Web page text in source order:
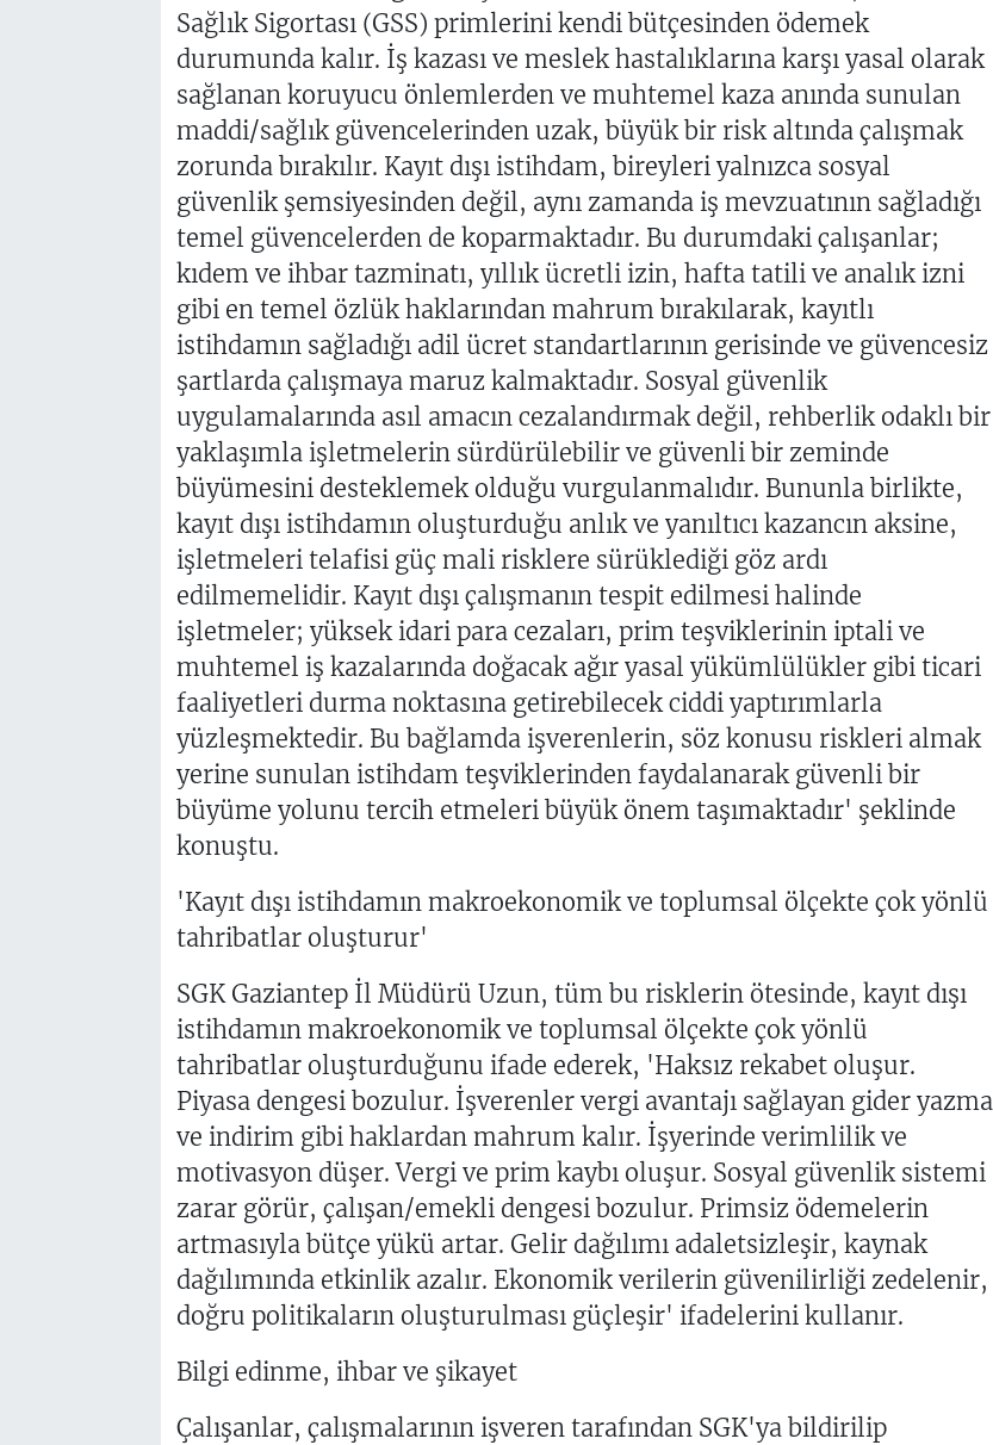
Sağlık Sigortası (GSS) primlerini kendi bütçesinden ödemek
durumunda kalır. İş kazası ve meslek hastalıklarına karşı yasal olarak
sağlanan koruyucu önlemlerden ve muhtemel kaza anında sunulan
maddi/sağlık güvencelerinden uzak, büyük bir risk altında çalışmak
zorunda bırakılır. Kayıt dışı istihdam, bireyleri yalnızca sosyal
güvenlik şemsiyesinden değil, aynı zamanda iş mevzuatının sağladığı
temel güvencelerden de koparmaktadır. Bu durumdaki çalışanlar;
kıdem ve ihbar tazminatı, yıllık ücretli izin, hafta tatili ve analık izni
gibi en temel özlük haklarından mahrum bırakılarak, kayıtlı
istihdamın sağladığı adil ücret standartlarının gerisinde ve güvencesiz
şartlarda çalışmaya maruz kalmaktadır. Sosyal güvenlik
uygulamalarında asıl amacın cezalandırmak değil, rehberlik odaklı bir
yaklaşımla işletmelerin sürdürülebilir ve güvenli bir zeminde
büyümesini desteklemek olduğu vurgulanmalıdır. Bununla birlikte,
kayıt dışı istihdamın oluşturduğu anlık ve yanıltıcı kazancın aksine,
işletmeleri telafisi güç mali risklere sürüklediği göz ardı
edilmemelidir. Kayıt dışı çalışmanın tespit edilmesi halinde
işletmeler; yüksek idari para cezaları, prim teşviklerinin iptali ve
muhtemel iş kazalarında doğacak ağır yasal yükümlülükler gibi ticari
faaliyetleri durma noktasına getirebilecek ciddi yaptırımlarla
yüzleşmektedir. Bu bağlamda işverenlerin, söz konusu riskleri almak
yerine sunulan istihdam teşviklerinden faydalanarak güvenli bir
büyüme yolunu tercih etmeleri büyük önem taşımaktadır' şeklinde
konuştu.
'Kayıt dışı istihdamın makroekonomik ve toplumsal ölçekte çok yönlü
tahribatlar oluşturur'
SGK Gaziantep İl Müdürü Uzun, tüm bu risklerin ötesinde, kayıt dışı
istihdamın makroekonomik ve toplumsal ölçekte çok yönlü
tahribatlar oluşturduğunu ifade ederek, 'Haksız rekabet oluşur.
Piyasa dengesi bozulur. İşverenler vergi avantajı sağlayan gider yazma
ve indirim gibi haklardan mahrum kalır. İşyerinde verimlilik ve
motivasyon düşer. Vergi ve prim kaybı oluşur. Sosyal güvenlik sistemi
zarar görür, çalışan/emekli dengesi bozulur. Primsiz ödemelerin
artmasıyla bütçe yükü artar. Gelir dağılımı adaletsizleşir, kaynak
dağılımında etkinlik azalır. Ekonomik verilerin güvenilirliği zedelenir,
doğru politikaların oluşturulması güçleşir' ifadelerini kullanır.
Bilgi edinme, ihbar ve şikayet
Çalışanlar, çalışmalarının işveren tarafından SGK'ya bildirilip